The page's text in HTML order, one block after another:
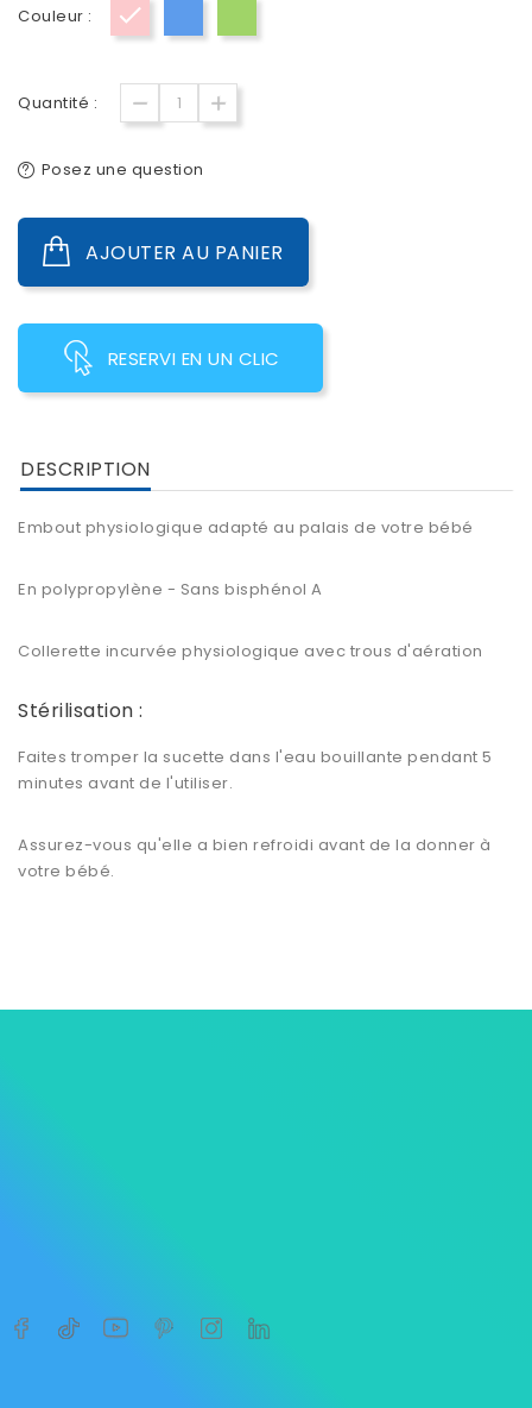
Couleur :
Quantité :
Posez une question
AJOUTER AU PANIER
RESERVI EN UN CLIC
DESCRIPTION
Embout physiologique adapté au palais de votre bébé
En polypropylène - Sans bisphénol A
Collerette incurvée physiologique avec trous d'aération
Stérilisation :
Faites tromper la sucette dans l'eau bouillante pendant 5
minutes avant de l'utiliser.
Assurez-vous qu'elle a bien refroidi avant de la donner à
votre bébé.